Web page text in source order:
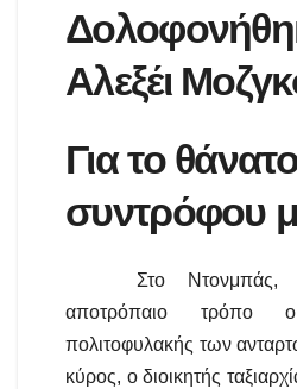
Αλεξέι
Για το
συντρόφου
Στο Ντονμπάς,
αποτρόπαιο τρόπο
πολιτοφυλακής των
κύρος, ο διοικητής